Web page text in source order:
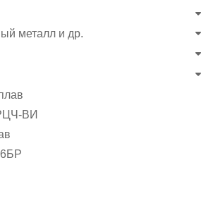
металл и др.
ВИ